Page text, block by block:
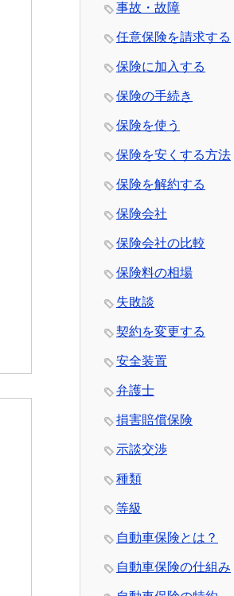
事故・故障
任意保険を請求する
保険に加入する
保険の手続き
保険を使う
保険を安くする方法
保険を解約する
保険会社
保険会社の比較
保険料の相場
失敗談
契約を変更する
安全装置
弁護士
損害賠償保険
示談交渉
種類
等級
自動車保険とは？
自動車保険の仕組み